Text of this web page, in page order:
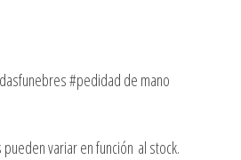
#pedidad de mano
variar en función al stock.